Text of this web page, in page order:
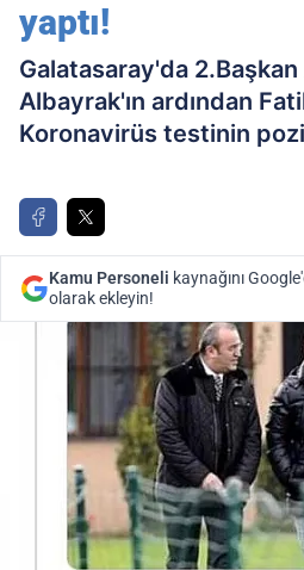
yaptı!
Galatasaray'da
Albayrak'ın ardından
Koronavirüs testinin
Kamu Personeli kaynağını
olarak ekleyin!